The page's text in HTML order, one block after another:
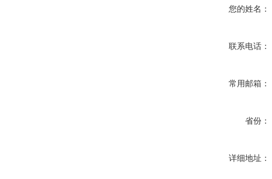
您的姓名：
联系电话：
常用邮箱：
省份：
详细地址：